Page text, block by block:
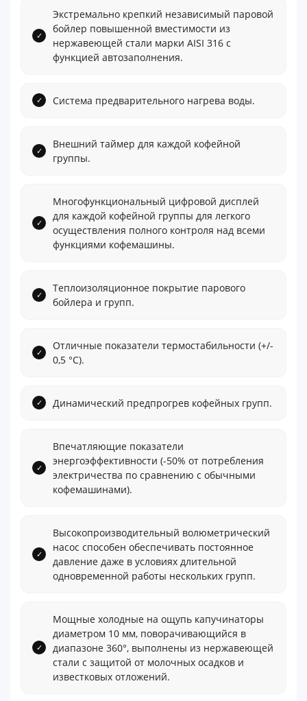
Экстремально крепкий независимый паровой
бойлер повышенной вместимости из
нержавеющей стали марки AISI 316 с
функцией автозаполнения.
Система предварительного нагрева воды.
Внешний таймер для каждой кофейной
группы.
Многофункциональный цифровой дисплей
для каждой кофейной группы для легкого
осуществления полного контроля над всеми
функциями кофемашины.
Теплоизоляционное покрытие парового
бойлера и групп.
Отличные показатели термостабильности (+/-
0,5 °С).
Динамический предпрогрев кофейных групп.
Впечатляющие показатели
энергоэффективности (-50% от потребления
электричества по сравнению с обычными
кофемашинами).
Высокопроизводительный волюметрический
насос способен обеспечивать постоянное
давление даже в условиях длительной
одновременной работы нескольких групп.
Мощные холодные на ощупь капучинаторы
диаметром 10 мм, поворачивающийся в
диапазоне 360°, выполнены из нержавеющей
стали с защитой от молочных осадков и
известковых отложений.